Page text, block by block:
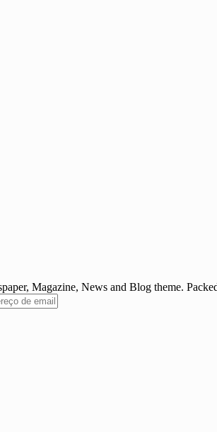
Magazine, News and Blog theme.